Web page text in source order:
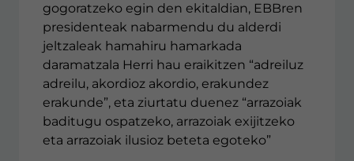
gogoratzeko egin den ekitaldian, EBBren
presidenteak nabarmendu du alderdi
jeltzaleak hamahiru hamarkada
daramatzala Herri hau eraikitzen “adreiluz
adreilu, akordioz akordio, erakundez
erakunde”, eta ziurtatu duenez “arrazoiak
baditugu ospatzeko, arrazoiak exijitzeko
eta arrazoiak ilusioz beteta egoteko”